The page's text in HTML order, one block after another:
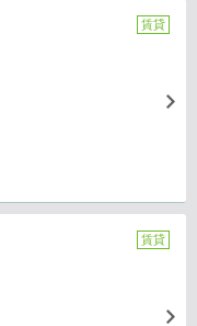
賃貸
賃貸